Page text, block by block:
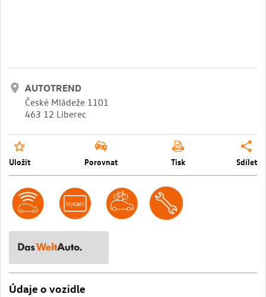
AUTOTREND
České Mládeže 1101
463 12 Liberec
Uložit Porovnat Tisk Sdílet
Údaje o vozidle